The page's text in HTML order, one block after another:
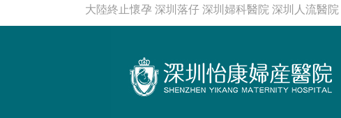
大陸終止懷孕 深圳落仔深圳婦科醫院深圳人流醫院